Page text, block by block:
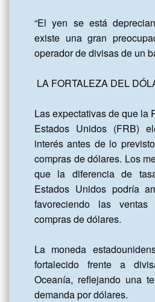
“El yen se está
existe una gran
operador de divisas de un
Las expectativas de que la
Estados Unidos (FRB)
interés antes de lo
compras de dólares. Los
que la diferencia de
Estados Unidos podría
favoreciendo las
compras de dólares.
La moneda
fortalecido frente a
Oceanía, reflejando una
demanda por dólares.